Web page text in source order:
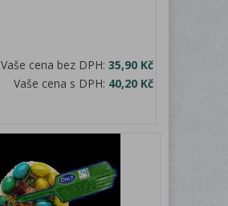
Vaše cena bez DPH: 35,90 Kč
Vaše cena s DPH: 40,20 Kč